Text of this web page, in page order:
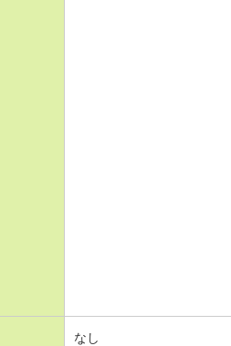
なし